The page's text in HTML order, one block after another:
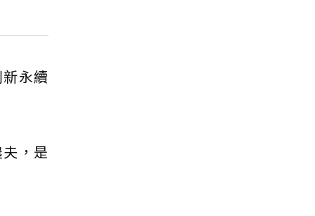
永續
，是